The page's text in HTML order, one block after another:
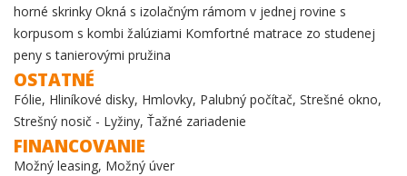
horné skrinky Okná s izolačným rámom v jednej rovine s
korpusom s kombi žalúziami Komfortné matrace zo studenej
peny s tanierovými pružina
OSTATNÉ
Fólie, Hliníkové disky, Hmlovky, Palubný počítač, Strešné okno,
Strešný nosič - Lyžiny, Ťažné zariadenie
FINANCOVANIE
Možný leasing, Možný úver